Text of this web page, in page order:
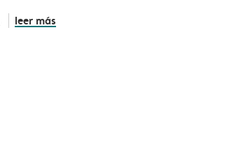
leer más